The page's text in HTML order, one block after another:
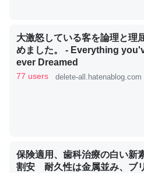
これを元に考えるとカルシウム
類は苦労してるんだな…。腹足
─ニュース :: 【研究発表】昆虫学の大
大激怒している客を論理と理
めました。 - Everything
ever Dreamed
77 users delete-all.hatenablog.com
保険適用、歯科治療の白い新
割安 耐久性は金属並み、ブ